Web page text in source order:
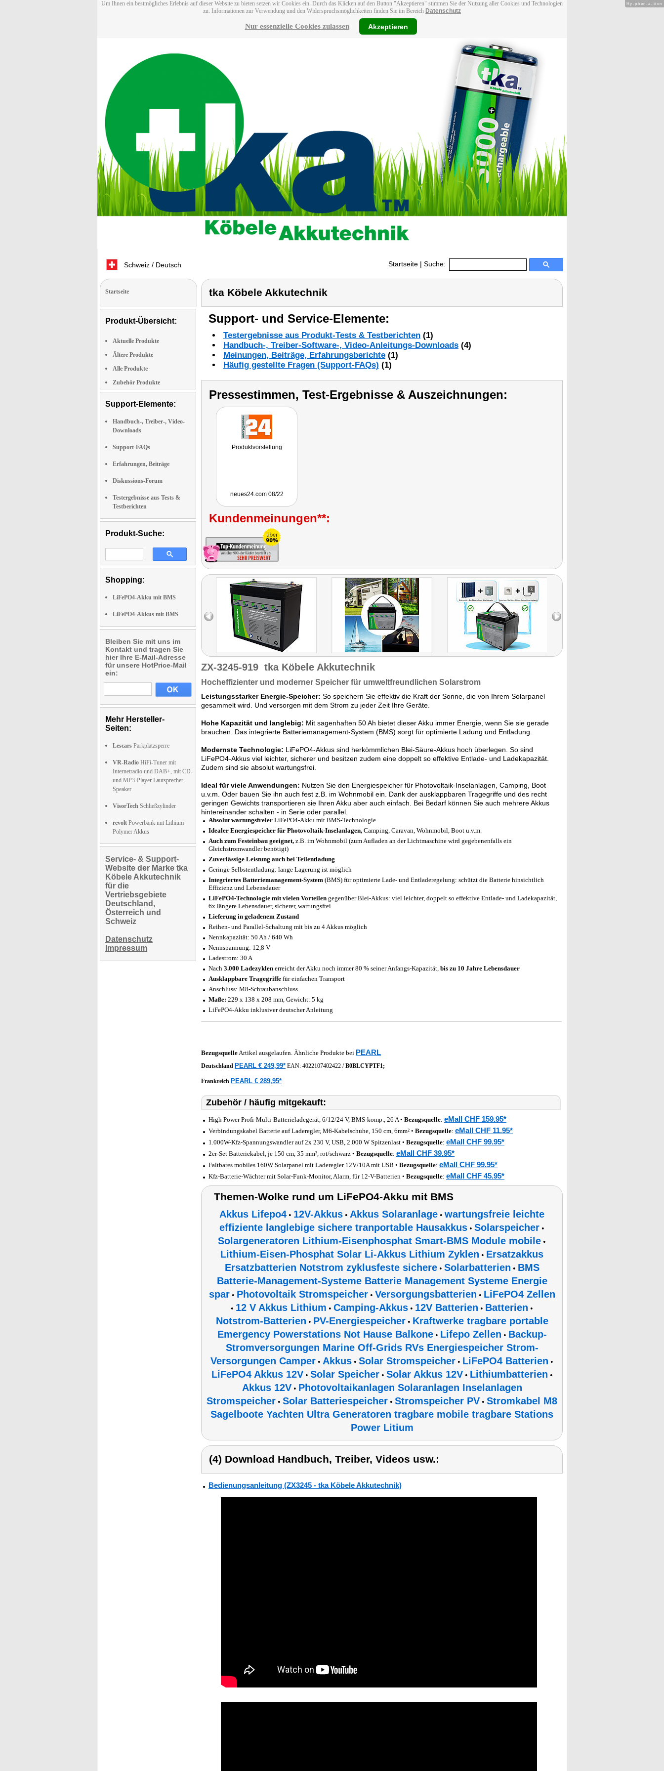
Um Ihnen ein bestmögliches Erlebnis auf dieser Website zu bieten setzen wir Cookies ein. Durch das Klicken auf den Button "Akzeptieren" stimmen Sie der Nutzung aller Cookies und Technologien
zu. Informationen zur Verwendung und den Widerspruchsmöglichkeiten finden Sie im Bereich Datenschutz
Nur essenzielle Cookies zulassen Akzeptieren
Schweiz / Deutsch Startseite | Suche:
Startseite
Produkt-Übersicht:
Aktuelle Produkte
Ältere Produkte
Alle Produkte
Zubehör Produkte
Support-Elemente:
Handbuch-, Treiber-, Video-
Downloads
Support-FAQs
Erfahrungen, Beiträge
Diskussions-Forum
Testergebnisse aus Tests &
Testberichten
Produkt-Suche:
Shopping:
LiFePO4-Akku mit BMS
LiFePO4-Akkus mit BMS
Bleiben Sie mit uns im
Kontakt und tragen Sie
hier Ihre E-Mail-Adresse
für unsere HotPrice-Mail
ein:
Mehr Hersteller-
Seiten:
Lescars Parkplatzsperre
VR-Radio HiFi-Tuner mit
Internetradio und DAB+, mit CD-
und MP3-Player Lautsprecher
Speaker
VisorTech Schließzylinder
revolt Powerbank mit Lithium
Polymer Akkus
Service- & Support-
Website der Marke tka
Köbele Akkutechnik
für die
Vertriebsgebiete
Deutschland,
Österreich und
Schweiz
Datenschutz
Impressum
tka Köbele Akkutechnik
Support- und Service-Elemente:
Testergebnisse aus Produkt-Tests & Testberichten (1)
Handbuch-, Treiber-Software-, Video-Anleitungs-Downloads (4)
Meinungen, Beiträge, Erfahrungsberichte (1)
Häufig gestellte Fragen (Support-FAQs) (1)
Pressestimmen, Test-Ergebnisse & Auszeichnungen:
Produktvorstellung
neues24.com 08/22
Kundenmeinungen**:
ZX-3245-919 tka Köbele Akkutechnik
Hocheffizienter und moderner Speicher für umweltfreundlichen Solarstrom
Leistungsstarker Energie-Speicher: So speichern Sie effektiv die Kraft der Sonne, die von Ihrem Solarpanel
gesammelt wird. Und versorgen mit dem Strom zu jeder Zeit Ihre Geräte.
Hohe Kapazität und langlebig: Mit sagenhaften 50 Ah bietet dieser Akku immer Energie, wenn Sie sie gerade
brauchen. Das integrierte Batteriemanagement-System (BMS) sorgt für optimierte Ladung und Entladung.
Modernste Technologie: LiFePO4-Akkus sind herkömmlichen Blei-Säure-Akkus hoch überlegen. So sind
LiFePO4-Akkus viel leichter, sicherer und besitzen zudem eine doppelt so effektive Entlade- und Ladekapazität.
Zudem sind sie absolut wartungsfrei.
Ideal für viele Anwendungen: Nutzen Sie den Energiespeicher für Photovoltaik-Inselanlagen, Camping, Boot
u.v.m. Oder bauen Sie ihn auch fest z.B. im Wohnmobil ein. Dank der ausklappbaren Tragegriffe und des recht
geringen Gewichts transportieren sie Ihren Akku aber auch einfach. Bei Bedarf können Sie auch mehrere Akkus
hintereinander schalten - in Serie oder parallel.
Absolut wartungsfreier LiFePO4-Akku mit BMS-Technologie
Idealer Energiespeicher für Photovoltaik-Inselanlagen, Camping, Caravan, Wohnmobil, Boot u.v.m.
Auch zum Festeinbau geeignet, z.B. im Wohnmobil (zum Aufladen an der Lichtmaschine wird gegebenenfalls ein
Gleichstromwandler benötigt)
Zuverlässige Leistung auch bei Teilentladung
Geringe Selbstentladung: lange Lagerung ist möglich
Integriertes Batteriemanagement-System (BMS) für optimierte Lade- und Entladeregelung: schützt die Batterie hinsichtlich
Effizienz und Lebensdauer
LiFePO4-Technologie mit vielen Vorteilen gegenüber Blei-Akkus: viel leichter, doppelt so effektive Entlade- und Ladekapazität,
6x längere Lebensdauer, sicherer, wartungsfrei
Lieferung in geladenem Zustand
Reihen- und Parallel-Schaltung mit bis zu 4 Akkus möglich
Nennkapazität: 50 Ah / 640 Wh
Nennspannung: 12,8 V
Ladestrom: 30 A
Nach 3.000 Ladezyklen erreicht der Akku noch immer 80 % seiner Anfangs-Kapazität, bis zu 10 Jahre Lebensdauer
Ausklappbare Tragegriffe für einfachen Transport
Anschluss: M8-Schraubanschluss
Maße: 229 x 138 x 208 mm, Gewicht: 5 kg
LiFePO4-Akku inklusiver deutscher Anleitung
BezugsquelleArtikel ausgelaufen. Ähnliche Produkte bei PEARL
Deutschland PEARL € 249,99* EAN: 4022107402422 /B0BLCYPTF1;
Frankreich PEARL € 289,95*
Zubehör / häufig mitgekauft:
High Power Profi-Multi-Batterieladegerät, 6/12/24 V, BMS-komp., 26 A • Bezugsquelle: eMall CHF 159.95*
Verbindungskabel Batterie auf Laderegler, M6-Kabelschuhe, 150 cm, 6mm² • Bezugsquelle: eMall CHF 11.95*
1.000W-Kfz-Spannungswandler auf 2x 230 V, USB, 2.000 W Spitzenlast • Bezugsquelle: eMall CHF 99.95*
2er-Set Batteriekabel, je 150 cm, 35 mm², rot/schwarz • Bezugsquelle: eMall CHF 39.95*
Faltbares mobiles 160W Solarpanel mit Laderegler 12V/10A mit USB • Bezugsquelle: eMall CHF 99.95*
Kfz-Batterie-Wächter mit Solar-Funk-Monitor, Alarm, für 12-V-Batterien • Bezugsquelle: eMall CHF 45.95*
Themen-Wolke rund um LiFePO4-Akku mit BMS
Akkus Lifepo4 • 12V-Akkus • Akkus Solaranlage • wartungsfreie leichte
effiziente langlebige sichere tranportable Hausakkus • Solarspeicher •
Solargeneratoren Lithium-Eisenphosphat Smart-BMS Module mobile •
Lithium-Eisen-Phosphat Solar Li-Akkus Lithium Zyklen • Ersatzakkus
Ersatzbatterien Notstrom zyklusfeste sichere• Solarbatterien • BMS
Batterie-Management-Systeme Batterie Management Systeme Energie
spar• Photovoltaik Stromspeicher• Versorgungsbatterien • LiFePO4 Zellen
• 12 V Akkus Lithium • Camping-Akkus • 12V Batterien • Batterien •
Notstrom-Batterien • PV-Energiespeicher• Kraftwerke tragbare portable
Emergency Powerstations Not Hause Balkone• Lifepo Zellen • Backup-
Stromversorgungen Marine Off-Grids RVs Energiespeicher Strom-
Versorgungen Camper • Akkus • Solar Stromspeicher • LiFePO4 Batterien •
LiFePO4 Akkus 12V• Solar Speicher• Solar Akkus 12V• Lithiumbatterien •
Akkus 12V• Photovoltaikanlagen Solaranlagen Inselanlagen
Stromspeicher • Solar Batteriespeicher • Stromspeicher PV • Stromkabel M8
Sagelboote Yachten Ultra Generatoren tragbare mobile tragbare Stations
Power Litium
(4) Download Handbuch, Treiber, Videos usw.:
Bedienungsanleitung (ZX3245 - tka Köbele Akkutechnik)
Hy-phen-a-tion